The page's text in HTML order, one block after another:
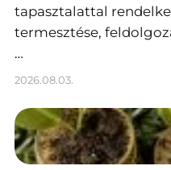
tapasztalattal
termesztése,
…
2026.08.03.